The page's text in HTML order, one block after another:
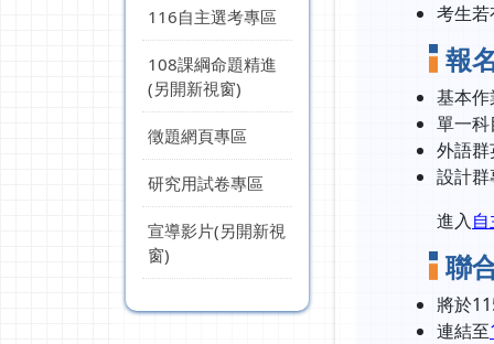
116自主選考專區
108課綱命題精進
(另開新視窗)
徵題網頁專區
研究用試卷專區
宣導影片(另開新視
窗)
考生
報
基本
單一
外語
設計
進入
聯
將於
連結至